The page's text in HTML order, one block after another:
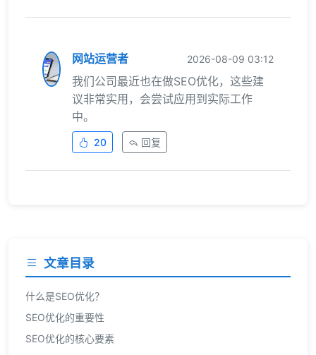
网站运营者 2026-08-09 03:12
我们公司最近也在做SEO优化，这些建
议非常实用，会尝试应用到实际工作
中。
20 回复
文章目录
什么是SEO优化？
SEO优化的重要性
SEO优化的核心要素